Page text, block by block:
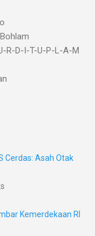
R-D-I-T-U-P-L-A-M
Cerdas: Asah Otak
Kemerdekaan RI